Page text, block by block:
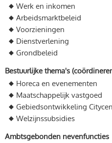
Werk en inkomen
Arbeidsmarktbeleid
Voorzieningen
Dienstverlening
Grondbeleid
Bestuurlijke thema's
Horeca en evenementen
Maatschappelijk vastgoed
Gebiedsontwikkeling
Welzijnssubsidies
Ambtsgebonden nevenfuncties